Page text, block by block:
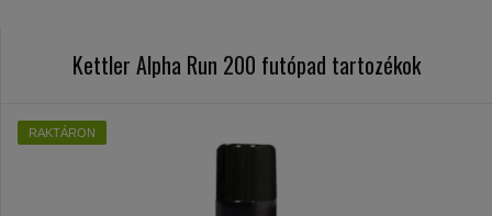
Kettler Alpha Run 200 futópad tartozékok
RAKTÁRON